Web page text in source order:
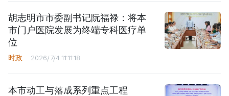
胡志明市市委副书记阮福禄：将本
市门户医院发展为终端专科医疗单
位
时政 2026/7/4 11:11:18
本市动工与落成系列重点工程